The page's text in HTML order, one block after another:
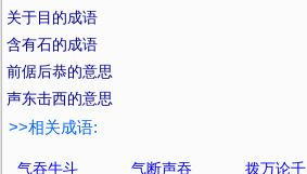
关于目的成语
含有石的成语
前倨后恭的意思
声东击西的意思
>>相关成语:
气吞牛斗 气断声吞 拨万论千